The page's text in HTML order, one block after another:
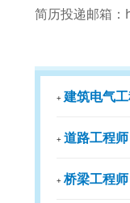
简历投递邮箱
+ 建筑电气
+ 道路工程师
+ 桥梁工程师